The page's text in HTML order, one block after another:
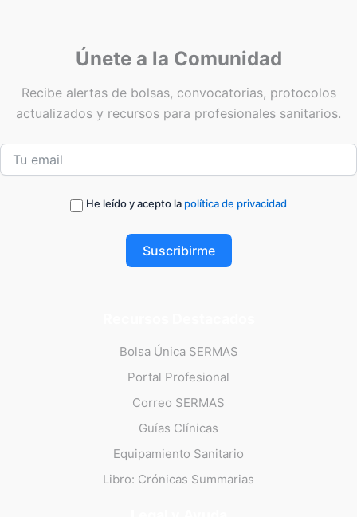
Únete a la Comunidad
Recibe alertas de bolsas, convocatorias, protocolos
actualizados y recursos para profesionales sanitarios.
He leído y acepto la política de privacidad
Suscribirme
Bolsa Única SERMAS
Portal Profesional
Correo SERMAS
Guías Clínicas
Equipamiento Sanitario
Libro: Crónicas Summarias